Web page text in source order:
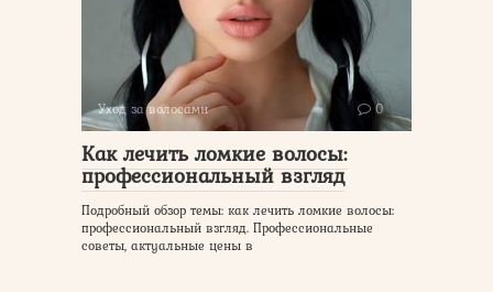
Уход за волосами 0
Как лечить ломкие волосы:
профессиональный взгляд
Подробный обзор темы: как лечить ломкие волосы:
профессиональный взгляд. Профессиональные
советы, актуальные цены в